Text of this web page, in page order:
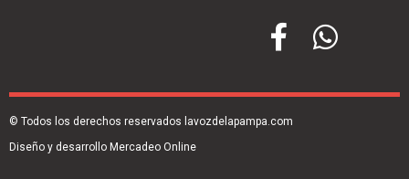
© Todos los derechos reservados lavozdelapampa.com
Diseño y desarrollo Mercadeo Online